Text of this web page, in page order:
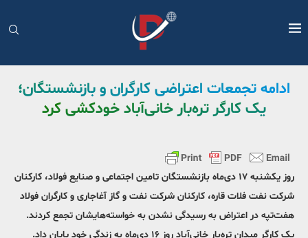
ادامه تجمعات اعتراضی کارگران و بازنشستگان؛
یک کارگر تره‌بار خانی‌آباد خودکشی کرد
روز یکشنبه ۱۷ دی‌ماه بازنشستگان تامین اجتماعی و صنایع فولاد، کارکنان
شرکت نفت فلات قاره، کارکنان شرکت نفت و گاز آغاجاری و کارگران فولاد
هفت‌تپه در اعتراض به رسیدگی نشدن به خواسته‌هایشان تجمع کردند.
یک کارگر میدان تره‌بار خانی‌آباد روز ۱۶ دی‌ماه به زندگی خود پایان داد.